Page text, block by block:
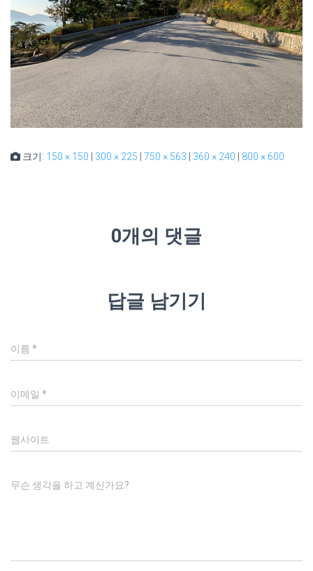
크기: 150 × 150 | 300 × 225 | 750 × 563 | 360 × 240 | 800 × 600
0개의 댓글
답글 남기기
이름 *
이메일 *
웹사이트
무슨 생각을 하고 계신가요?